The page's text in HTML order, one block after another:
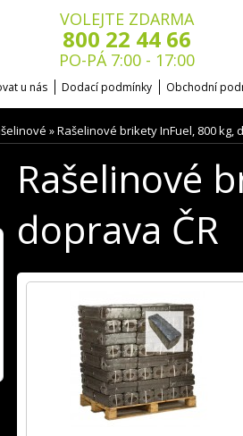
VOLEJTE ZDARMA
800 22 44 66
PO-PÁ 7:00 - 17:00
u nás Dodací podmínky Obchodní
»Rašelinové brikety InFuel, 800 kg,
Rašelinové
doprava ČR